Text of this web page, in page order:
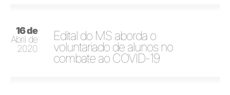
16 de
Abril de
2020
Edital do MS aborda o
voluntariado de alunos no
combate ao COVID-19